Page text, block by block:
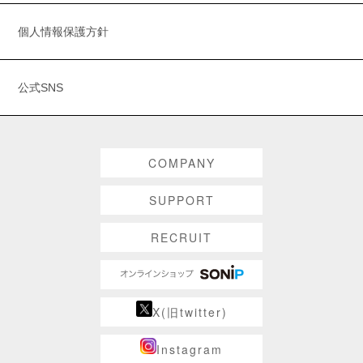
個人情報保護方針
公式SNS
COMPANY
SUPPORT
RECRUIT
X(旧twitter)
Instagram